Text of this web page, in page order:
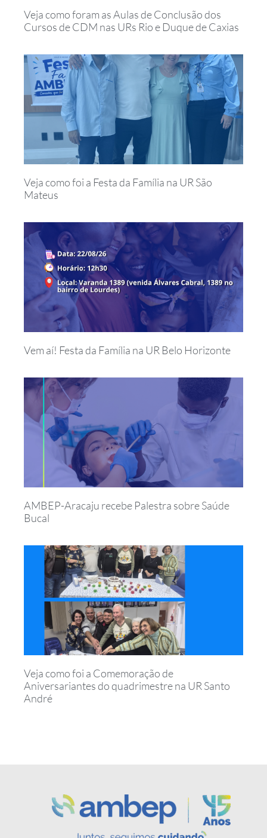
Veja como foram as Aulas de Conclusão dos
Cursos de CDM nas URs Rio e Duque de Caxias
Veja como foi a Festa da Família na UR São
Mateus
Vem aí! Festa da Família na UR Belo Horizonte
AMBEP-Aracaju recebe Palestra sobre Saúde
Bucal
Veja como foi a Comemoração de
Aniversariantes do quadrimestre na UR Santo
André